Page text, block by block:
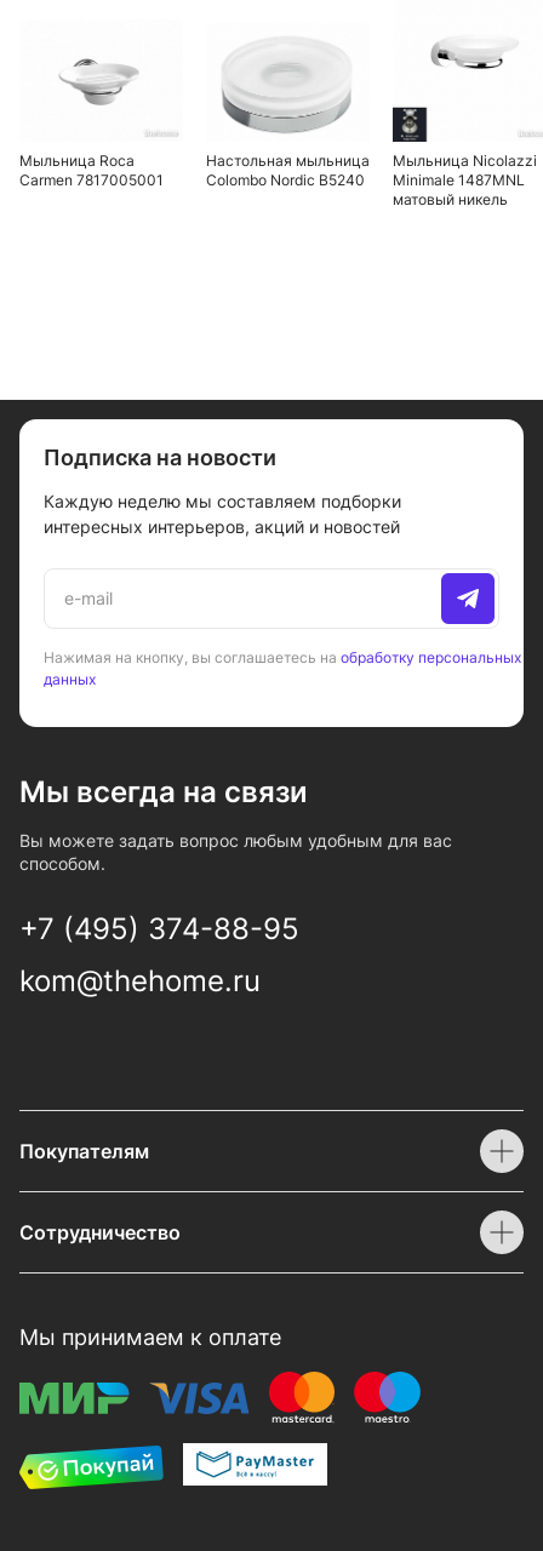
Мыльница Roca
Carmen 7817005001
Настольная мыльница
Colombo Nordic В5240
Мыльница Nicolazzi
Minimale 1487MNL
матовый никель
Подписка на новости
Каждую неделю мы составляем подборки
интересных интерьеров, акций и новостей
Нажимая на кнопку, вы соглашаетесь на обработку персональных
данных
Мы всегда на связи
Вы можете задать вопрос любым удобным для вас
способом.
+7 (495) 374-88-95
kom@thehome.ru
Покупателям
Сотрудничество
Мы принимаем к оплате